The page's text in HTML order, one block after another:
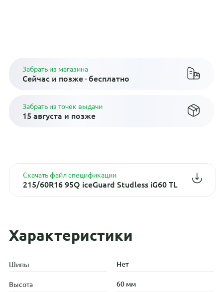
Забрать из магазина
Сейчас и позже · бесплатно
Забрать из точек выдачи
15 августа и позже
Скачать файл спецификации
215/60R16 95Q iceGuard Studless iG60 TL
Характеристики
Шипы Нет
Высота 60 мм